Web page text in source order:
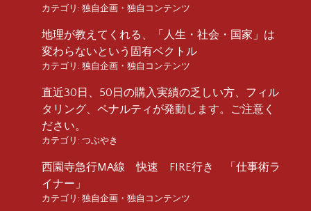
カテゴリ: 独自企画・独自コンテンツ
地理が教えてくれる、「人生・社会・国家」は
変わらないという固有ベクトル
カテゴリ: 独自企画・独自コンテンツ
直近30日、50日の購入実績の乏しい方、フィル
タリング、ペナルティが発動します。ご注意く
ださい。
カテゴリ: つぶやき
西園寺急行MA線 快速 FIRE行き 「仕事術ラ
イナー」
カテゴリ: 独自企画・独自コンテンツ